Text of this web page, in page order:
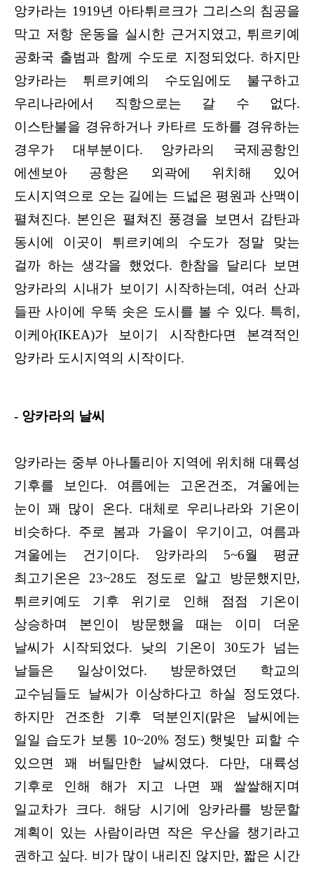
앙카라는 1919년 아타튀르크가 그리스의 침공을
막고 저항 운동을 실시한 근거지였고, 튀르키예
공화국 출범과 함께 수도로 지정되었다. 하지만
앙카라는 튀르키예의 수도임에도 불구하고
우리나라에서 직항으로는 갈 수 없다.
이스탄불을 경유하거나 카타르 도하를 경유하는
경우가 대부분이다. 앙카라의 국제공항인
에센보아 공항은 외곽에 위치해 있어
도시지역으로 오는 길에는 드넓은 평원과 산맥이
펼쳐진다. 본인은 펼쳐진 풍경을 보면서 감탄과
동시에 이곳이 튀르키예의 수도가 정말 맞는
걸까 하는 생각을 했었다. 한참을 달리다 보면
앙카라의 시내가 보이기 시작하는데, 여러 산과
들판 사이에 우뚝 솟은 도시를 볼 수 있다. 특히,
이케아(IKEA)가 보이기 시작한다면 본격적인
앙카라 도시지역의 시작이다.
- 앙카라의 날씨
앙카라는 중부 아나톨리아 지역에 위치해 대륙성
기후를 보인다. 여름에는 고온건조, 겨울에는
눈이 꽤 많이 온다. 대체로 우리나라와 기온이
비슷하다. 주로 봄과 가을이 우기이고, 여름과
겨울에는 건기이다. 앙카라의 5~6월 평균
최고기온은 23~28도 정도로 알고 방문했지만,
튀르키예도 기후 위기로 인해 점점 기온이
상승하며 본인이 방문했을 때는 이미 더운
날씨가 시작되었다. 낮의 기온이 30도가 넘는
날들은 일상이었다. 방문하였던 학교의
교수님들도 날씨가 이상하다고 하실 정도였다.
하지만 건조한 기후 덕분인지(맑은 날씨에는
일일 습도가 보통 10~20% 정도) 햇빛만 피할 수
있으면 꽤 버틸만한 날씨였다. 다만, 대륙성
기후로 인해 해가 지고 나면 꽤 쌀쌀해지며
일교차가 크다. 해당 시기에 앙카라를 방문할
계획이 있는 사람이라면 작은 우산을 챙기라고
권하고 싶다. 비가 많이 내리진 않지만, 짧은 시간